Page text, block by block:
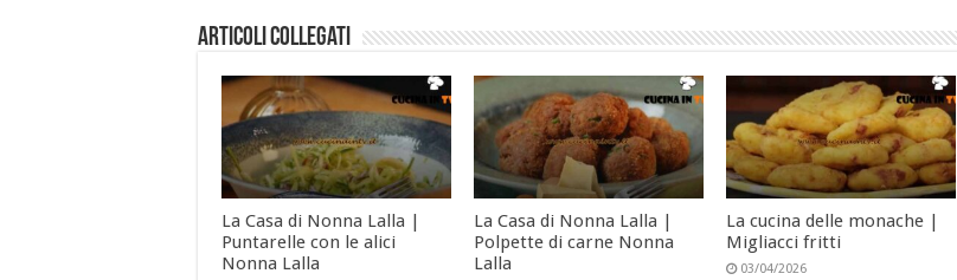
Articoli collegati
La Casa di Nonna Lalla |
Puntarelle con le alici
Nonna Lalla
La Casa di Nonna Lalla |
Polpette di carne Nonna
Lalla
La cucina delle monache |
Migliacci fritti
03/04/2026